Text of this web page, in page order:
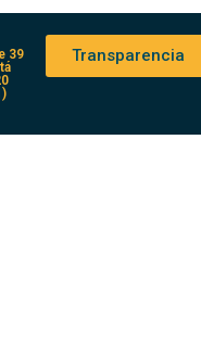
39
Transparencia